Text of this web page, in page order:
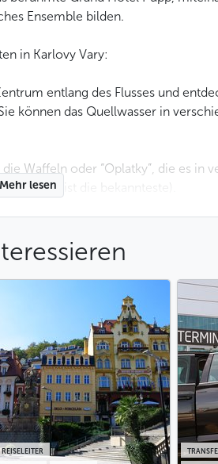
Ensemble bilden.
in Karlovy Vary:
entlang des Flusses und
können das Quellwasser in
Waffeln oder “Oplatky”, die es in
ist die bekannteste).
rund um die Stadt, wo die
Empfehlenswert: der
(“Zámecké Lázně”)
empfohlen).
Moser, der berühmtesten
Mehr lesen
REISELEITER